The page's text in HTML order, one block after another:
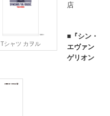
Tシャツ カヲル
店
■『シン・
エヴァン
ゲリオン